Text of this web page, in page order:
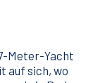
Meter-Yacht
auf sich, wo